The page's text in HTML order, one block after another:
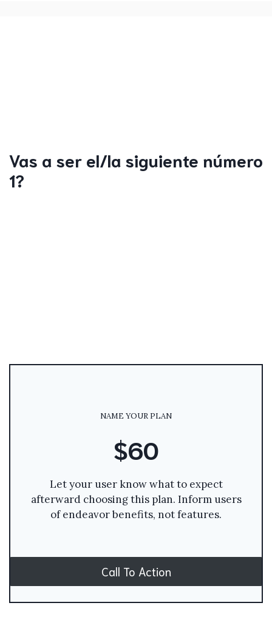
Vas a ser el/la siguiente número
1?
NAME YOUR PLAN
$60
Let your user know what to expect
afterward choosing this plan. Inform users
of endeavor benefits, not features.
Call To Action